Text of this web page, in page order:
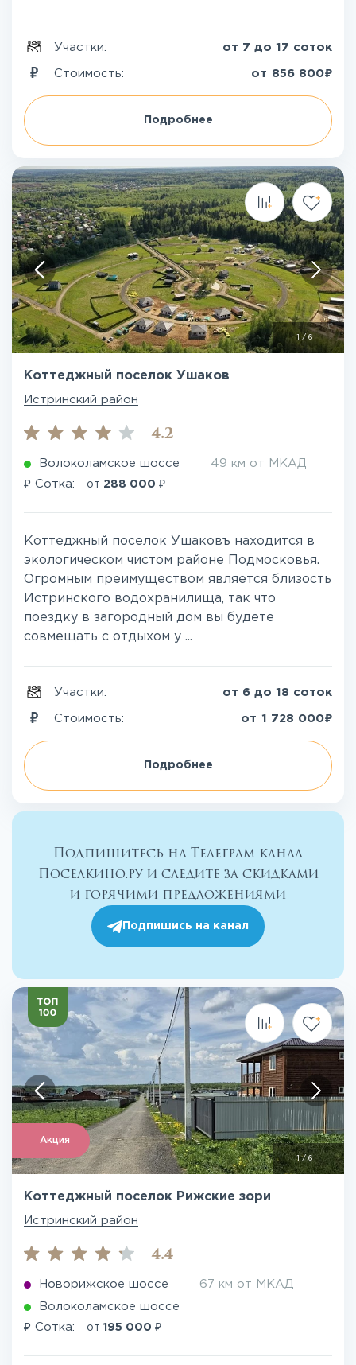
Участки: от 7 до 17 соток
Стоимость: от 856 800₽
Подробнее
/ 6
Коттеджный поселок Ушаков
Истринский район
4.2
Волоколамское шоссе 49 км от МКАД
₽ Сотка: от 288 000 ₽
Коттеджный поселок Ушаковъ находится в
экологическом чистом районе Подмосковья.
Огромным преимуществом является близость
Истринского водохранилища, так что
поездку в загородный дом вы будете
совмещать с отдыхом у ...
Участки: от 6 до 18 соток
Стоимость: от 1 728 000₽
Подробнее
Подпишитесь на Телеграм канал
Поселкино.ру и следите за скидками
и горячими предложениями
Подпишись на канал
Акция
1 /6
Коттеджный поселок Рижские зори
Истринский район
4.4
Новорижское шоссе 67 км от МКАД
Волоколамское шоссе
₽ Сотка: от 195 000 ₽